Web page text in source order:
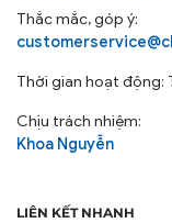
Thắc mắc, góp ý:
Thời gian hoạt động:
Chịu trách nhiệm:
Khoa Nguyễn
LIÊN KẾT NHANH